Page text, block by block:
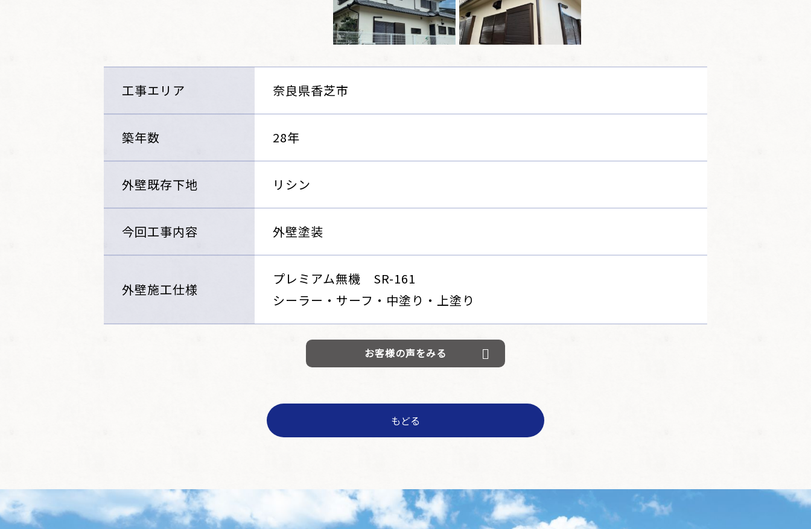
工事エリア 奈良県香芝市
築年数 28年
外壁既存下地 リシン
今回工事内容 外壁塗装
外壁施工仕様
プレミアム無機 SR-161
シーラー・サーフ・中塗り・上塗り
お客様の声をみる
もどる